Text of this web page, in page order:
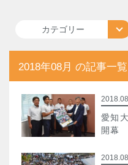
カテゴリー
2018年08月 の記事一覧
愛知
開幕